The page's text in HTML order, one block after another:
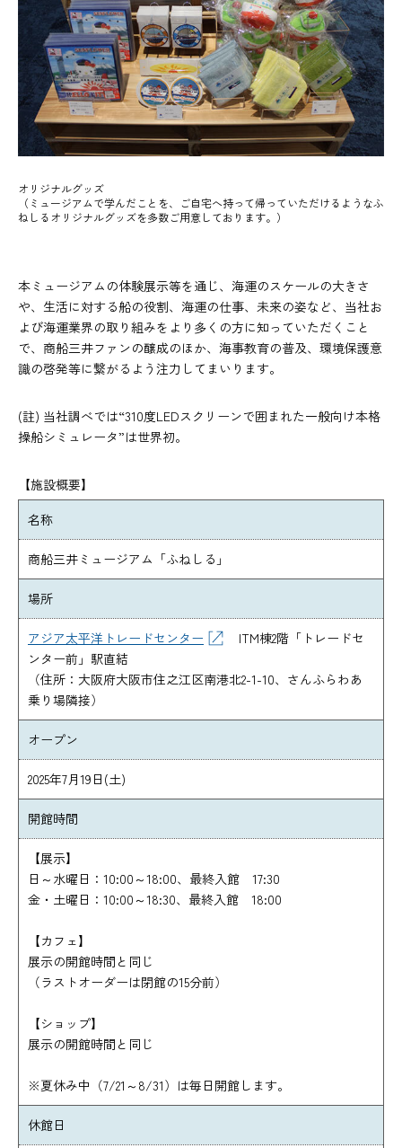
オリジナルグッズ
（ミュージアムで学んだことを、ご自宅へ持って帰っていただけるようなふ
ねしるオリジナルグッズを多数ご用意しております。）
本ミュージアムの体験展示等を通じ、海運のスケールの大きさ
や、生活に対する船の役割、海運の仕事、未来の姿など、当社お
よび海運業界の取り組みをより多くの方に知っていただくこと
で、商船三井ファンの醸成のほか、海事教育の普及、環境保護意
識の啓発等に繋がるよう注力してまいります。
(註) 当社調べでは“310度LEDスクリーンで囲まれた一般向け本格
操船シミュレータ”は世界初。
【施設概要】
名称
商船三井ミュージアム「ふねしる」
場所
アジア太平洋トレードセンター
ITM棟2階「トレードセ
ンター前」駅直結
（住所：大阪府大阪市住之江区南港北2-1-10、さんふらわあ
乗り場隣接）
オープン
2025年7月19日(土)
開館時間
【展示】
日～水曜日：10:00～18:00、最終入館 17:30
金・土曜日：10:00～18:30、最終入館 18:00
【カフェ】
展示の開館時間と同じ
（ラストオーダーは閉館の15分前）
【ショップ】
展示の開館時間と同じ
※夏休み中（7/21～8/31）は毎日開館します。
休館日